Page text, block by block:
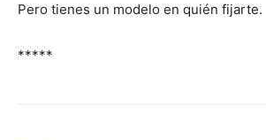
Pero tienes un modelo en quién fijarte.
*****